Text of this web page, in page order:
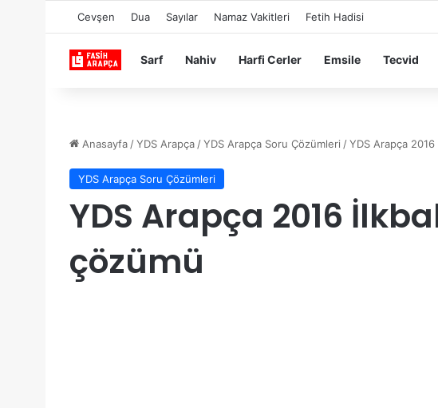
Cevşen Dua Sayılar Namaz Vakitleri Fetih Hadisi
Sarf Nahiv Harfi Cerler Emsile Tecvid
Anasayfa /YDS Arapça /YDS Arapça Soru Çözümleri /YDS Arapça
YDS Arapça Soru Çözümleri
YDS Arapça 2016
çözümü